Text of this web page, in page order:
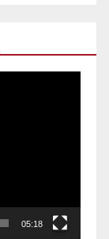
05:18